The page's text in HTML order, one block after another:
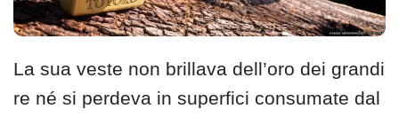
La sua veste non brillava dell’oro dei grandi
re né si perdeva in superfici consumate dal